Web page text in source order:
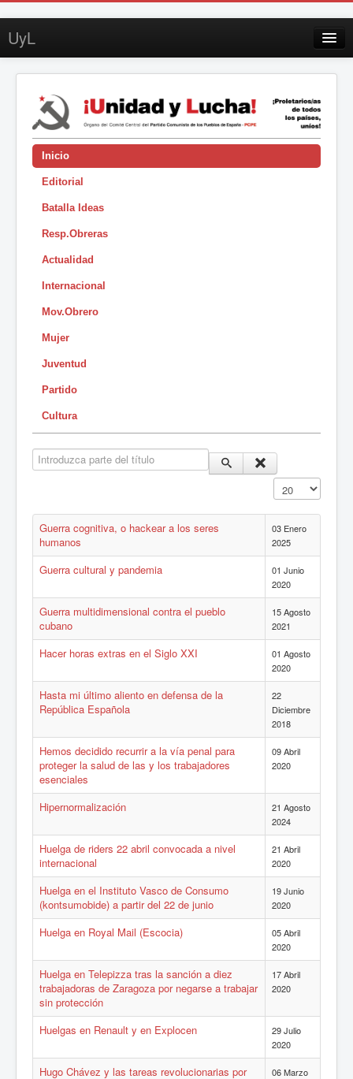
UyL
Suscripción
Sobre UyL
Edición impresa
Buscar
Inicio
Editorial
Batalla Ideas
Resp.Obreras
Actualidad
Internacional
Mov.Obrero
Mujer
Juventud
Partido
Cultura
Introduzca parte del título
Cantidad a
Guerra cognitiva, o hackear a los seres
humanos
03 Enero
2025
Guerra cultural y pandemia
01 Junio
2020
Guerra multidimensional contra el pueblo
cubano
15 Agosto
2021
Hacer horas extras en el Siglo XXI
01 Agosto
2020
Hasta mi último aliento en defensa de la
República Española
22
Diciembre
2018
Hemos decidido recurrir a la vía penal para
proteger la salud de las y los trabajadores
esenciales
09 Abril
2020
Hipernormalización
21 Agosto
2024
Huelga de riders 22 abril convocada a nivel
internacional
21 Abril
2020
Huelga en el Instituto Vasco de Consumo
(kontsumobide) a partir del 22 de junio
19 Junio
2020
Huelga en Royal Mail (Escocia)
05 Abril
2020
Huelga en Telepizza tras la sanción a diez
trabajadoras de Zaragoza por negarse a trabajar
sin protección
17 Abril
2020
Huelgas en Renault y en Explocen
29 Julio
2020
Hugo Chávez y las tareas revolucionarias por
06 Marzo